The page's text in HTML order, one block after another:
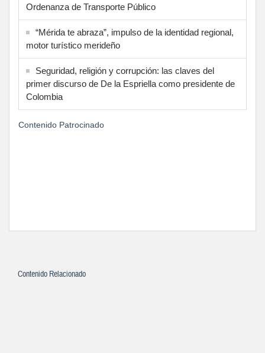
Ordenanza de Transporte Público
“Mérida te abraza”, impulso de la identidad regional,
motor turístico merideño
Seguridad, religión y corrupción: las claves del
primer discurso de De la Espriella como presidente de
Colombia
Contenido Patrocinado
Contenido Relacionado